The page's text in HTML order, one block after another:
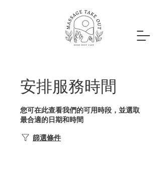
安排服務時間
您可在此查看我們的可用時段，並選取
最合適的日期和時間
篩選條件